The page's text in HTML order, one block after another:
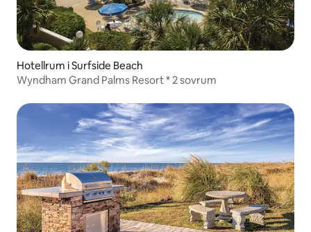
Hotellrum i Surfside Beach
Wyndham Grand Palms Resort * 2 sovrum